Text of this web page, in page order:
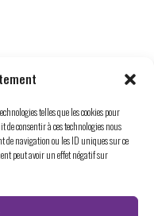
telles que les cookies pour
de consentir à ces technologies nous
de navigation ou les ID uniques sur ce
peut avoir un effet négatif sur